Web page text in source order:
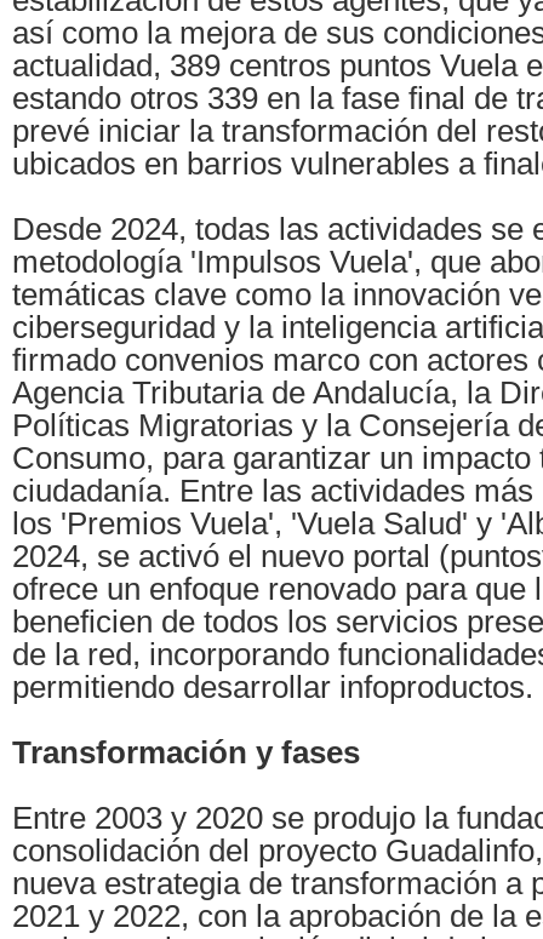
así como la mejora de sus
actualidad, 389 centros puntos Vuela
estando otros 339 en la fase final de
prevé iniciar la transformación del
ubicados en barrios vulnerables a
Desde 2024, todas las actividades se
metodología 'Impulsos Vuela', que
temáticas clave como la innovación
ciberseguridad y la inteligencia
firmado convenios marco con actores
Agencia Tributaria de Andalucía, la
Políticas Migratorias y la Consejería
Consumo, para garantizar un impacto
ciudadanía. Entre las actividades
los 'Premios Vuela', 'Vuela Salud' y
2024, se activó el nuevo portal
ofrece un enfoque renovado para que
beneficien de todos los servicios
de la red, incorporando
permitiendo desarrollar infoproductos.
Transformación y fases
Entre 2003 y 2020 se produjo la
consolidación del proyecto
nueva estrategia de transformación a
2021 y 2022, con la aprobación de la